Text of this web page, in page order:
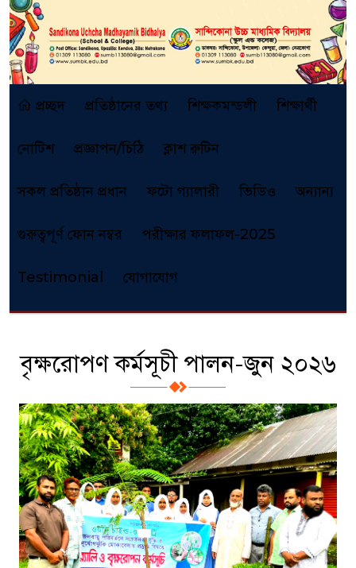
প্রচ্ছদ প্রতিষ্ঠানের তথ্য শিক্ষকমন্ডলী শিক্ষার্থী
নোটিশ প্রজ্ঞাপন/চিঠি ক্লাশ রুটিন
সকল প্রতিষ্ঠান প্রধান ফটো গ্যালারী ভিডিও অন্যান্য
গুরুত্বপূর্ণ ফোন নম্বর পরীক্ষার ফলাফল-2025
Testimonial যোগাযোগ
বৃক্ষরোপণ কর্মসূচী পালন-জুন ২০২৬